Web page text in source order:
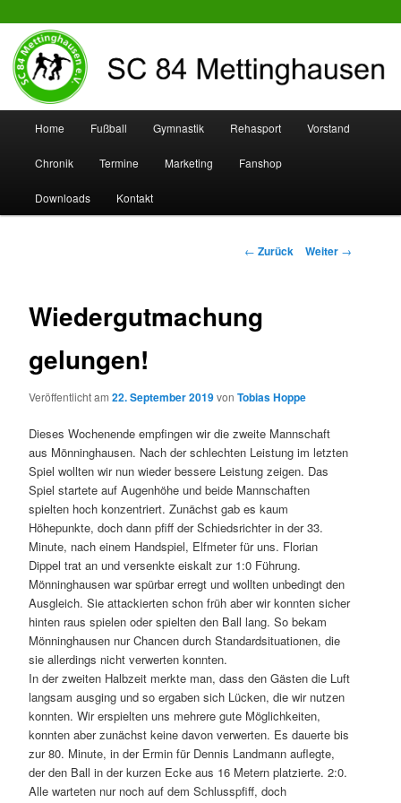
SC 84 Mettinghausen
Zum
Inhalt
wechseln
Zum
sekundären
Inhalt
Home Fußball Gymnastik Rehasport Vorstand
Chronik Termine Marketing Fanshop
Downloads Kontakt
Beitrags-
← Zurück Weiter →
Wiedergutmachung
gelungen!
Veröffentlicht am22. September 2019vonTobias Hoppe
Dieses Wochenende empfingen wir die zweite Mannschaft
aus Mönninghausen. Nach der schlechten Leistung im letzten
Spiel wollten wir nun wieder bessere Leistung zeigen. Das
Spiel startete auf Augenhöhe und beide Mannschaften
spielten hoch konzentriert. Zunächst gab es kaum
Höhepunkte, doch dann pfiff der Schiedsrichter in der 33.
Minute, nach einem Handspiel, Elfmeter für uns. Florian
Dippel trat an und versenkte eiskalt zur 1:0 Führung.
Mönninghausen war spürbar erregt und wollten unbedingt den
Ausgleich. Sie attackierten schon früh aber wir konnten sicher
hinten raus spielen oder spielten den Ball lang. So bekam
Mönninghausen nur Chancen durch Standardsituationen, die
sie allerdings nicht verwerten konnten.
In der zweiten Halbzeit merkte man, dass den Gästen die Luft
langsam ausging und so ergaben sich Lücken, die wir nutzen
konnten. Wir erspielten uns mehrere gute Möglichkeiten,
konnten aber zunächst keine davon verwerten. Es dauerte bis
zur 80. Minute, in der Ermin für Dennis Landmann auflegte,
der den Ball in der kurzen Ecke aus 16 Metern platzierte. 2:0.
Alle warteten nur noch auf dem Schlusspfiff, doch